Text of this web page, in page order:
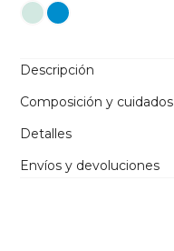
Color
Descripción
Composición y cuidados
Detalles
Envíos y devoluciones